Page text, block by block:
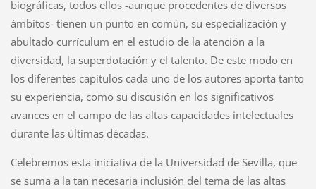
biográficas, todos ellos -aunque procedentes de diversos
ámbitos- tienen un punto en común, su especialización y
abultado currículum en el estudio de la atención a la
diversidad, la superdotación y el talento. De este modo en
los diferentes capítulos cada uno de los autores aporta tanto
su experiencia, como su discusión en los significativos
avances en el campo de las altas capacidades intelectuales
durante las últimas décadas.
Celebremos esta iniciativa de la Universidad de Sevilla, que
se suma a la tan necesaria inclusión del tema de las altas